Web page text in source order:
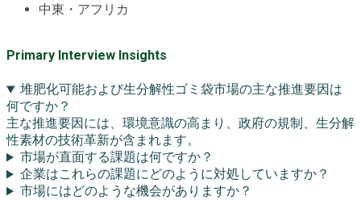
中東・アフリカ
Primary Interview Insights
堆肥化可能および生分解性ゴミ袋市場の主な推進要因は
何ですか？
主な推進要因には、環境意識の高まり、政府の規制、生分解
性素材の技術革新が含まれます。
市場が直面する課題は何ですか？
企業はこれらの課題にどのように対処していますか？
市場にはどのような機会がありますか？